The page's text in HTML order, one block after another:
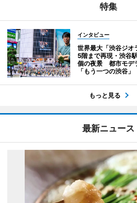
特集
インタビュー
世界最大「渋谷ジ
5階まで再現・渋谷
個の夜景 都市モデ
「もう一つの渋谷」
もっと見る
最新ニュース